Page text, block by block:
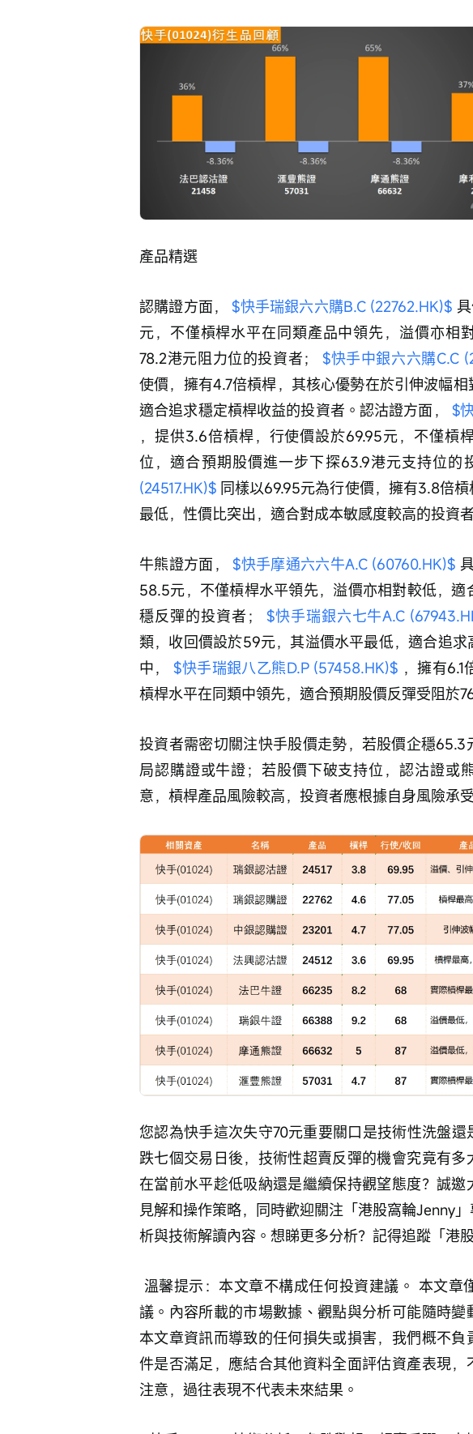
產品精選
認購證方面， $快手瑞銀六六購B.C (22762.HK)$
元，不僅槓桿水平在同類產品中領先，溢價亦相
78.2港元阻力位的投資者； $快手中銀六六購C.C
使價，擁有4.7倍槓桿，其核心優勢在於引伸波幅相
適合追求穩定槓桿收益的投資者。認沽證方面， $
，提供3.6倍槓桿，行使價設於69.95元，不僅槓
位，適合預期股價進一步下探63.9港元支持位的
(24517.HK)$ 同樣以69.95元為行使價，擁有3.8倍
最低，性價比突出，適合對成本敏感度較高的投資
牛熊證方面， $快手摩通六六牛A.C (60760.HK)$
58.5元，不僅槓桿水平領先，溢價亦相對較低，
穩反彈的投資者； $快手瑞銀六七牛A.C
類，收回價設於59元，其溢價水平最低，適合追
中， $快手瑞銀八乙熊D.P (57458.HK)$ ，擁有6.1
槓桿水平在同類中領先，適合預期股價反彈受阻於
投資者需密切關注快手股價走勢，若股價企穩
局認購證或牛證；若股價下破支持位，認沽證或
意，槓桿產品風險較高，投資者應根據自身風險承
您認為快手這次失守70元重要關口是技術性洗盤
跌七個交易日後，技術性超賣反彈的機會究竟有
在當前水平趁低吸納還是繼續保持觀望態度？誠
見解和操作策略，同時歡迎關注「港股窩輪Jenny
析與技術解讀內容。想睇更多分析？記得追蹤「港
議。內容所載的市場數據、觀點與分析可能隨時
本文章資訊而導致的任何損失或損害，我們概不
件是否滿足，應結合其他資料全面評估資產表現
注意，過往表現不代表未來結果。